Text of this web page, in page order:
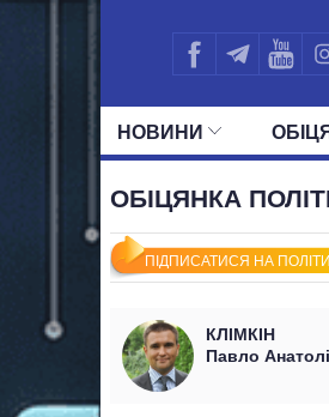
НОВИНИ
ОБІЦЯНКА
ПІДПИСАТИСЯ НА
КЛІМКІН
Павло